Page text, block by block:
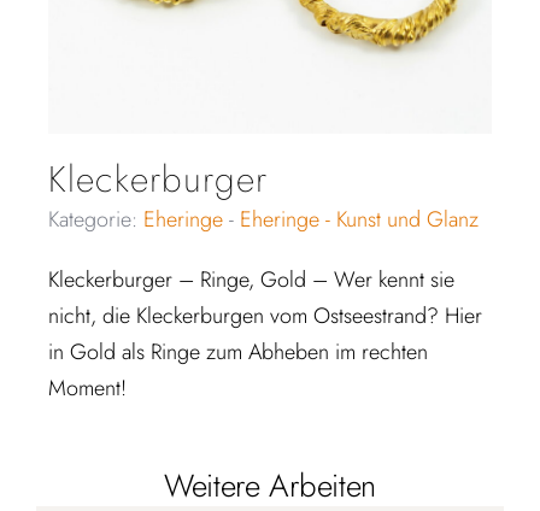
Kleckerburger
Kategorie: Eheringe- Eheringe - Kunst und Glanz
Kleckerburger – Ringe, Gold – Wer kennt sie
nicht, die Kleckerburgen vom Ostseestrand? Hier
in Gold als Ringe zum Abheben im rechten
Moment!
Weitere Arbeiten